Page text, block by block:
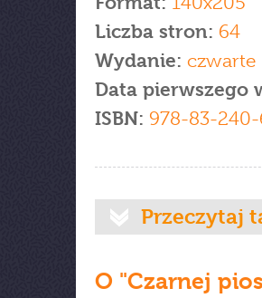
Liczba stron: 64
Wydanie: czwarte
Data pierwszego
ISBN: 978-83-
Przeczytaj
O "Czarnej